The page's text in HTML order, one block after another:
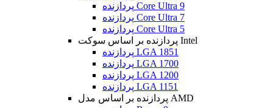
پردازنده Core Ultra 9
پردازنده Core Ultra 7
پردازنده Core Ultra 5
پردازنده بر اساس سوکت Intel
پردازنده LGA 1851
پردازنده LGA 1700
پردازنده LGA 1200
پردازنده LGA 1151
پردازنده بر اساس مدل AMD